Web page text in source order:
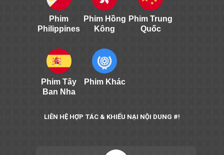
Phim
Philippines
Phim Hồng
Kông
Phim Trung
Quốc
Phim Tây
Ban Nha
Phim Khác
LIÊN HỆ HỢP TÁC & KHIẾU NẠI NỘI DUNG #!